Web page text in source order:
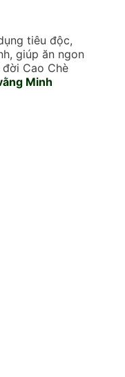
tiêu độc,
giúp ăn ngon
Cao Chè
Minh